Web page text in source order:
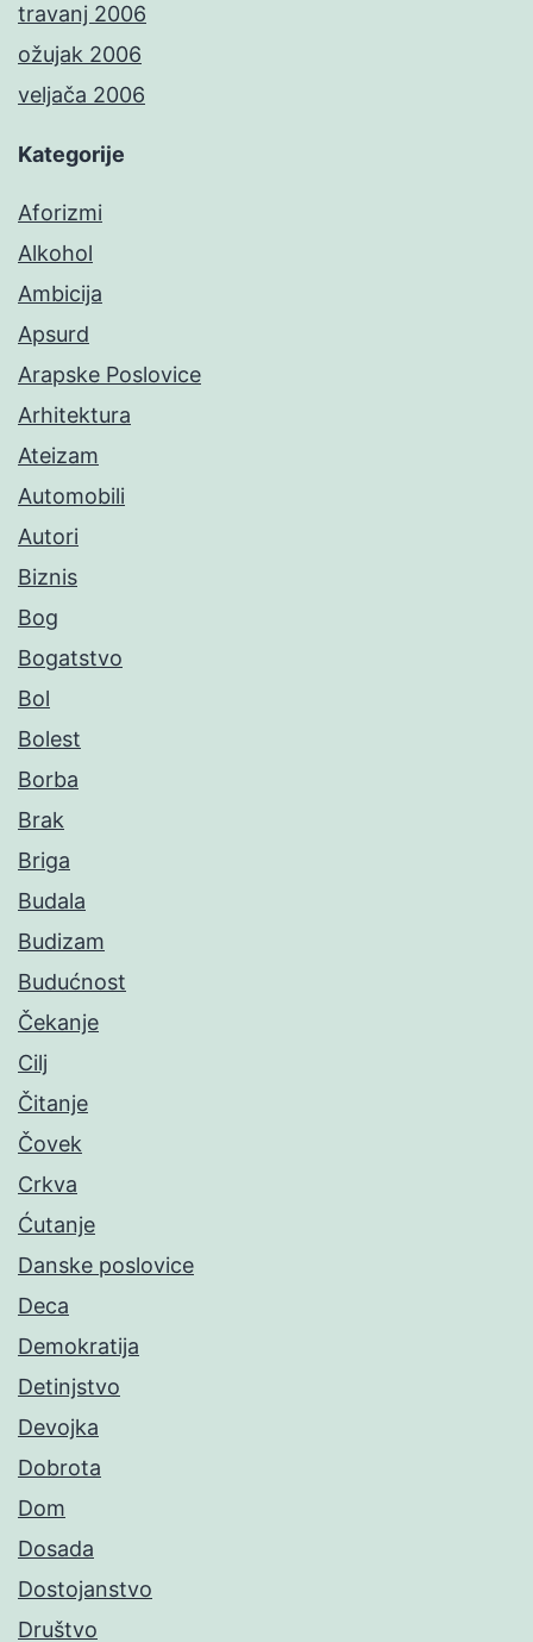
travanj 2006
ožujak 2006
veljača 2006
Kategorije
Aforizmi
Alkohol
Ambicija
Apsurd
Arapske Poslovice
Arhitektura
Ateizam
Automobili
Autori
Biznis
Bog
Bogatstvo
Bol
Bolest
Borba
Brak
Briga
Budala
Budizam
Budućnost
Čekanje
Cilj
Čitanje
Čovek
Crkva
Ćutanje
Danske poslovice
Deca
Demokratija
Detinjstvo
Devojka
Dobrota
Dom
Dosada
Dostojanstvo
Društvo